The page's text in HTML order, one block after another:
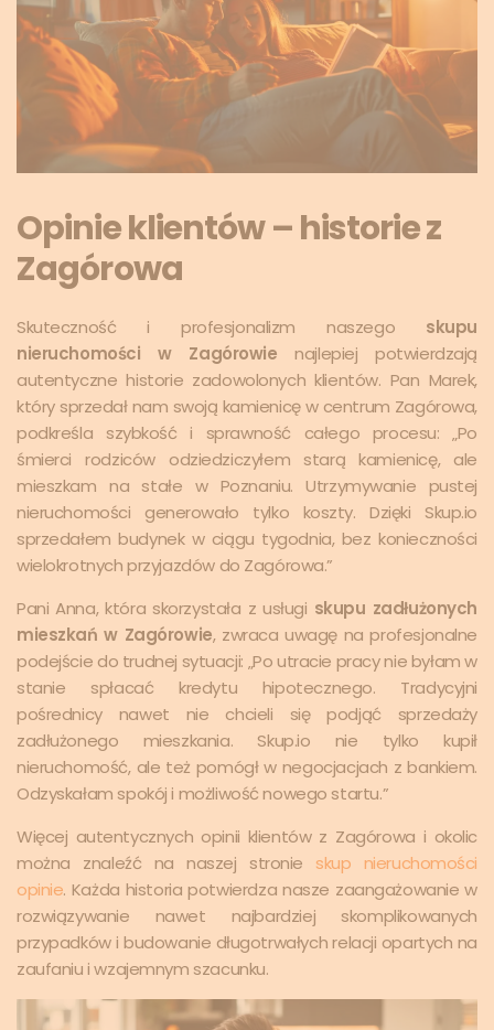
Opinie klientów – historie z
Zagórowa
Skuteczność i profesjonalizm naszego skupu
nieruchomości w Zagórowie najlepiej potwierdzają
autentyczne historie zadowolonych klientów. Pan Marek,
który sprzedał nam swoją kamienicę w centrum Zagórowa,
podkreśla szybkość i sprawność całego procesu: „Po
śmierci rodziców odziedziczyłem starą kamienicę, ale
mieszkam na stałe w Poznaniu. Utrzymywanie pustej
nieruchomości generowało tylko koszty. Dzięki Skup.io
sprzedałem budynek w ciągu tygodnia, bez konieczności
wielokrotnych przyjazdów do Zagórowa.”
Pani Anna, która skorzystała z usługi skupu zadłużonych
mieszkań w Zagórowie, zwraca uwagę na profesjonalne
podejście do trudnej sytuacji: „Po utracie pracy nie byłam w
stanie spłacać kredytu hipotecznego. Tradycyjni
pośrednicy nawet nie chcieli się podjąć sprzedaży
zadłużonego mieszkania. Skup.io nie tylko kupił
nieruchomość, ale też pomógł w negocjacjach z bankiem.
Odzyskałam spokój i możliwość nowego startu.”
Więcej autentycznych opinii klientów z Zagórowa i okolic
można znaleźć na naszej stronie skup nieruchomości
opinie. Każda historia potwierdza nasze zaangażowanie w
rozwiązywanie nawet najbardziej skomplikowanych
przypadków i budowanie długotrwałych relacji opartych na
zaufaniu i wzajemnym szacunku.